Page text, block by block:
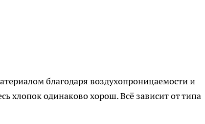
благодаря воздухопроницаемости и
хлопок одинаково хорош. Всё зависит от типа